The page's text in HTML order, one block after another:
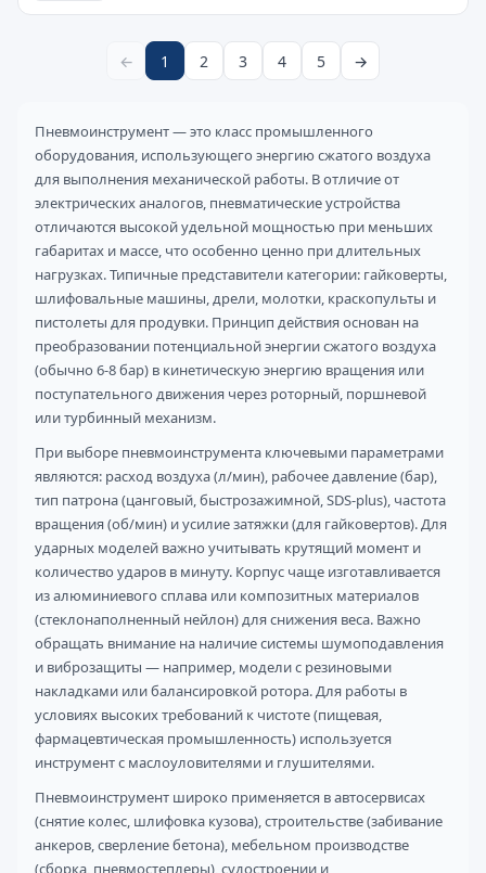
← 1 2 3 4 5 →
Пневмоинструмент — это класс промышленного
оборудования, использующего энергию сжатого воздуха
для выполнения механической работы. В отличие от
электрических аналогов, пневматические устройства
отличаются высокой удельной мощностью при меньших
габаритах и массе, что особенно ценно при длительных
нагрузках. Типичные представители категории: гайковерты,
шлифовальные машины, дрели, молотки, краскопульты и
пистолеты для продувки. Принцип действия основан на
преобразовании потенциальной энергии сжатого воздуха
(обычно 6-8 бар) в кинетическую энергию вращения или
поступательного движения через роторный, поршневой
или турбинный механизм.
При выборе пневмоинструмента ключевыми параметрами
являются: расход воздуха (л/мин), рабочее давление (бар),
тип патрона (цанговый, быстрозажимной, SDS-plus), частота
вращения (об/мин) и усилие затяжки (для гайковертов). Для
ударных моделей важно учитывать крутящий момент и
количество ударов в минуту. Корпус чаще изготавливается
из алюминиевого сплава или композитных материалов
(стеклонаполненный нейлон) для снижения веса. Важно
обращать внимание на наличие системы шумоподавления
и виброзащиты — например, модели с резиновыми
накладками или балансировкой ротора. Для работы в
условиях высоких требований к чистоте (пищевая,
фармацевтическая промышленность) используется
инструмент с маслоуловителями и глушителями.
Пневмоинструмент широко применяется в автосервисах
(снятие колес, шлифовка кузова), строительстве (забивание
анкеров, сверление бетона), мебельном производстве
(сборка, пневмостеплеры), судостроении и